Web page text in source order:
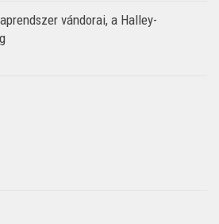
vándorai, a Halley-